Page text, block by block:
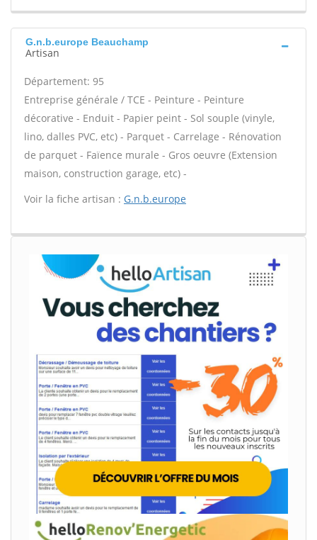
G.n.b.europe Beauchamp
Artisan
Département: 95
Entreprise générale / TCE - Peinture - Peinture
décorative - Enduit - Papier peint - Sol souple (vinyle,
lino, dalles PVC, etc) - Parquet - Carrelage - Rénovation
de parquet - Faïence murale - Gros oeuvre (Extension
maison, construction garage, etc) -
Voir la fiche artisan : G.n.b.europe